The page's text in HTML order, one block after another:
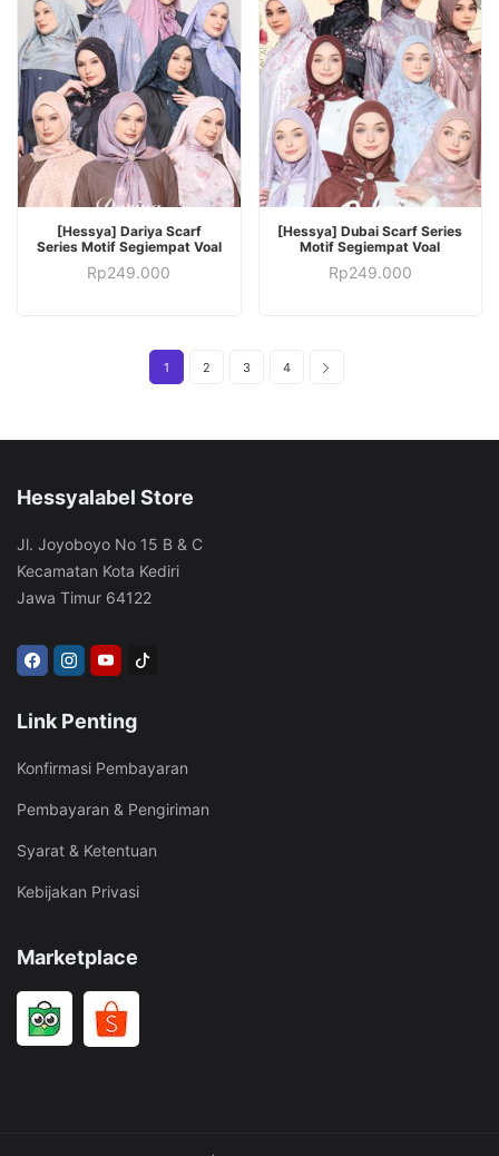
PILIH OPSI
[Hessya] Dariya Scarf
Series Motif Segiempat Voal
Rp249.000
PILIH OPSI
[Hessya] Dubai Scarf Series
Motif Segiempat Voal
Rp249.000
1 2 3 4
Hessyalabel Store
Jl. Joyoboyo No 15 B & C
Kecamatan Kota Kediri
Jawa Timur 64122
Link Penting
Konfirmasi Pembayaran
Pembayaran & Pengiriman
Syarat & Ketentuan
Kebijakan Privasi
Marketplace